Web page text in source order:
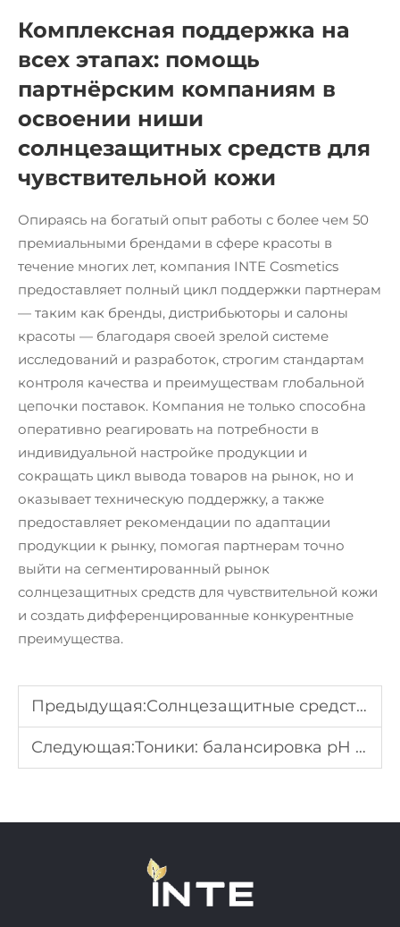
Комплексная поддержка на
всех этапах: помощь
партнёрским компаниям в
освоении ниши
солнцезащитных средств для
чувствительной кожи
Опираясь на богатый опыт работы с более чем 50
премиальными брендами в сфере красоты в
течение многих лет, компания INTE Cosmetics
предоставляет полный цикл поддержки партнерам
— таким как бренды, дистрибьюторы и салоны
красоты — благодаря своей зрелой системе
исследований и разработок, строгим стандартам
контроля качества и преимуществам глобальной
цепочки поставок. Компания не только способна
оперативно реагировать на потребности в
индивидуальной настройке продукции и
сокращать цикл вывода товаров на рынок, но и
оказывает техническую поддержку, а также
предоставляет рекомендации по адаптации
продукции к рынку, помогая партнерам точно
выйти на сегментированный рынок
солнцезащитных средств для чувствительной кожи
и создать дифференцированные конкурентные
преимущества.
Предыдущая:Солнцезащитные средства: легкие и нежирные формулы
Следующая:Тоники: балансировка pH кожи и подготовка к уходу за кожей